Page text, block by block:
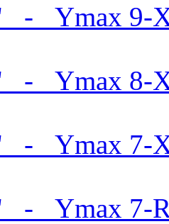
- Ymax 9-
- Ymax 8-
- Ymax 7-
- Ymax 7-